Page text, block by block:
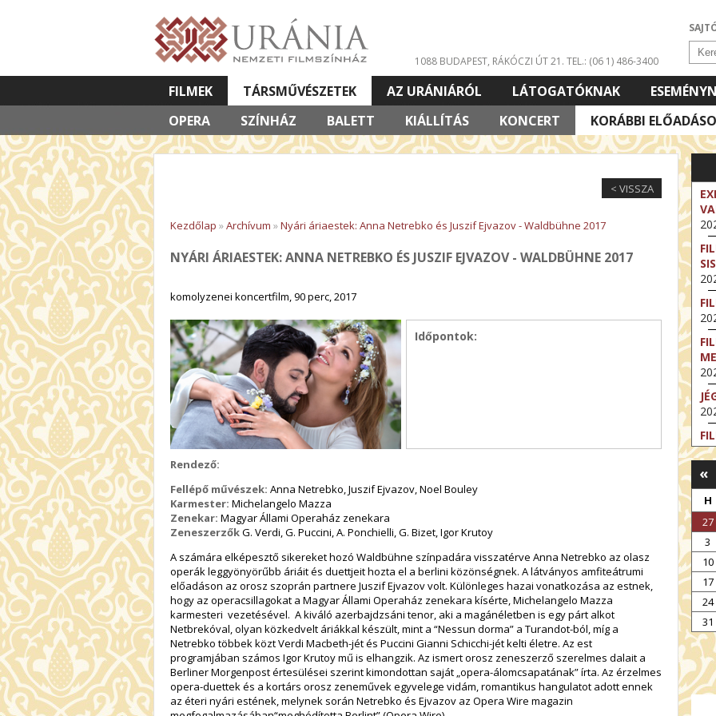
1088 BUDAPEST, RÁKÓCZI ÚT 21. TEL.: (06 1) 486-3400
FILMEK
TÁRSMŰVÉSZETEK
OPERA
SZÍNHÁZ BALETT KIÁLLÍTÁS KONCERT KORÁBBI
AZ URÁNIÁRÓL LÁTOGATÓKNAK
VETÍTETT KÉPES ELŐADÁSOK
< VISSZA
Kezdőlap »Archívum »Nyári áriaestek: Anna Netrebko és Juszif Ejvazov - Waldbühne 2017
NYÁRI ÁRIAESTEK: ANNA NETREBKO ÉS JUSZIF EJVAZOV - WALDBÜHNE 2017
komolyzenei koncertfilm, 90 perc, 2017
Időpontok:
Rendező:
Fellépő művészek: Anna Netrebko, Juszif Ejvazov, Noel Bouley
Karmester: Michelangelo Mazza
Zenekar: Magyar Állami Operaház zenekara
ZeneszerzőkG. Verdi, G. Puccini, A. Ponchielli, G. Bizet, Igor Krutoy
A számára elképesztő sikereket hozó Waldbühne színpadára visszatérve Anna Netrebko az olasz
operák leggyönyörűbb áriáit és duettjeit hozta el a berlini közönségnek. A látványos amfiteátrumi
előadáson az orosz szoprán partnere Juszif Ejvazov volt. Különleges hazai vonatkozása az estnek,
hogy az operacsillagokat a Magyar Állami Operaház zenekara kísérte, Michelangelo Mazza
karmesteri vezetésével. A kiváló azerbajdzsáni tenor, aki a magánéletben is egy párt alkot
Netbrekóval, olyan közkedvelt áriákkal készült, mint a “Nessun dorma” a Turandot-ból, míg a
Netrebko többek közt Verdi Macbeth-jét és Puccini Gianni Schicchi-jét kelti életre. Az est
programjában számos Igor Krutoy mű is elhangzik. Az ismert orosz zeneszerző szerelmes dalait a
Berliner Morgenpost értesülései szerint kimondottan saját „opera-álomcsapatának” írta. Az érzelmes
opera-duettek és a kortárs orosz zeneművek egyvelege vidám, romantikus hangulatot adott ennek
az éteri nyári estének, melynek során Netrebko és Ejvazov az Opera Wire magazin
«
H
27
3
10
17
24
31